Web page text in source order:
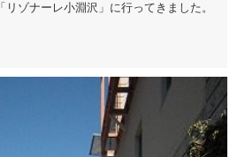
ゾナーレ小淵沢」に行ってきました。